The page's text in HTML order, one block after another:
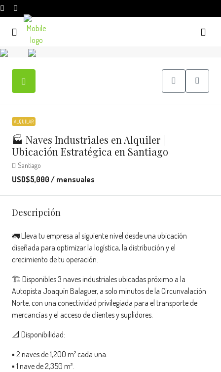
ALQUILAR
🏭 Naves Industriales en Alquiler |
Ubicación Estratégica en Santiago
Santiago
USD$5,000 / mensuales
Descripción
🚛 Lleva tu empresa al siguiente nivel desde una ubicación
diseñada para optimizar la logística, la distribución y el
crecimiento de tu operación.
🏗️ Disponibles 3 naves industriales ubicadas próximo a la
Autopista Joaquín Balaguer, a solo minutos de la Circunvalación
Norte, con una conectividad privilegiada para el transporte de
mercancías y el acceso de clientes y suplidores.
📐 Disponibilidad:
▪️ 2 naves de 1,200 m² cada una.
▪️ 1 nave de 2,350 m².